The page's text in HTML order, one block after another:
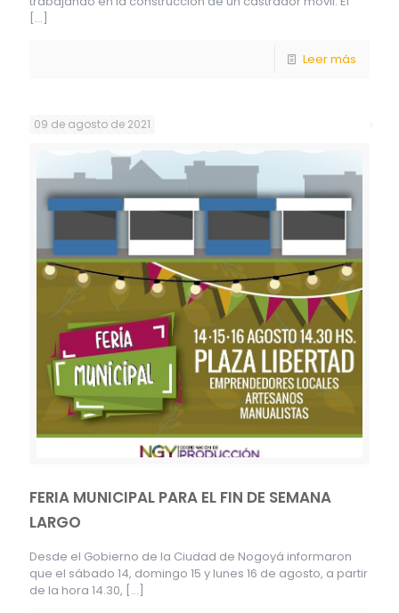
[…]
Leer más
09 de agosto de 2021
FERIA MUNICIPAL PARA EL FIN DE SEMANA
LARGO
Desde el Gobierno de la Ciudad de Nogoyá informaron
que el sábado 14, domingo 15 y lunes 16 de agosto, a partir
de la hora 14.30, […]